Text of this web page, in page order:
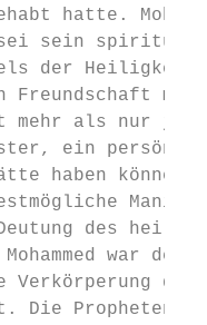
hatte.
sein
der Heiligkeit
Freundschaft mit
mehr als nur
ein
haben
des
war
Die